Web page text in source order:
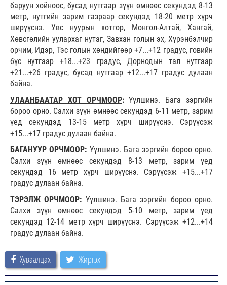
баруун хойноос, бусад нутгаар зүүн өмнөөс секундэд 8-13
метр, нутгийн зарим газраар секундэд 18-20 метр хүрч
ширүүснэ. Увс нуурын хотгор, Монгол-Алтай, Хангай,
Хөвсгөлийн уулархаг нутаг, Завхан голын эх, Хүрэнбэлчир
орчим, Идэр, Тэс голын хөндийгөөр +7...+12 градус, говийн
бүс нутгаар +18...+23 градус, Дорнодын тал нутгаар
+21...+26 градус, бусад нутгаар +12...+17 градус дулаан
байна.
УЛААНБААТАР ХОТ ОРЧМООР:Үүлшинэ. Бага зэргийн
бороо орно. Салхи зүүн өмнөөс секундэд 6-11 метр, зарим
үед секундэд 13-15 метр хүрч ширүүснэ. Сэрүүсэж
+15...+17 градус дулаан байна.
БАГАНУУР ОРЧМООР: Үүлшинэ. Бага зэргийн бороо орно.
Салхи зүүн өмнөөс секундэд 8-13 метр, зарим үед
секундэд 16 метр хүрч ширүүснэ. Сэрүүсэж +15...+17
градус дулаан байна.
ТЭРЭЛЖ ОРЧМООР: Үүлшинэ. Бага зэргийн бороо орно.
Салхи зүүн өмнөөс секундэд 5-10 метр, зарим үед
секундэд 12-14 метр хүрч ширүүснэ. Сэрүүсэж +12...+14
градус дулаан байна.
Хуваалцах Жиргэх